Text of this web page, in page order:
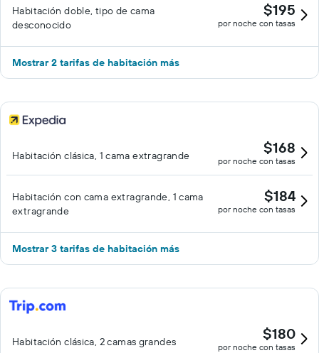
Habitación doble, tipo de cama
desconocido
$195
por noche con tasas
Mostrar 2 tarifas de habitación más
Habitación clásica, 1 cama extragrande $168
por noche con tasas
Habitación con cama extragrande, 1 cama
extragrande
$184
por noche con tasas
Mostrar 3 tarifas de habitación más
Habitación clásica, 2 camas grandes $180
por noche con tasas